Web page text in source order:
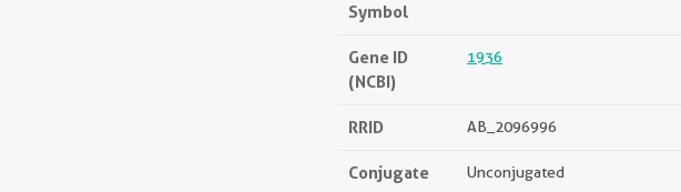
Symbol
Gene ID
(NCBI)
1936
RRID AB_2096996
Conjugate Unconjugated